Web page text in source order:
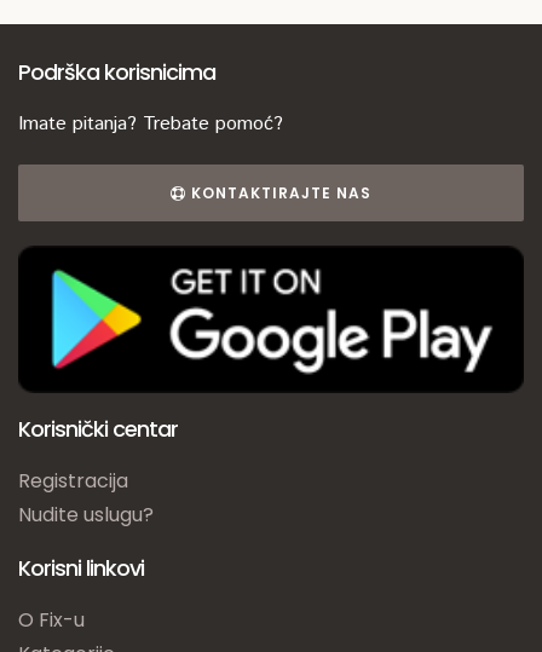
Podrška korisnicima
Imate pitanja? Trebate pomoć?
KONTAKTIRAJTE NAS
Korisnički centar
Registracija
Nudite uslugu?
Korisni linkovi
O Fix-u